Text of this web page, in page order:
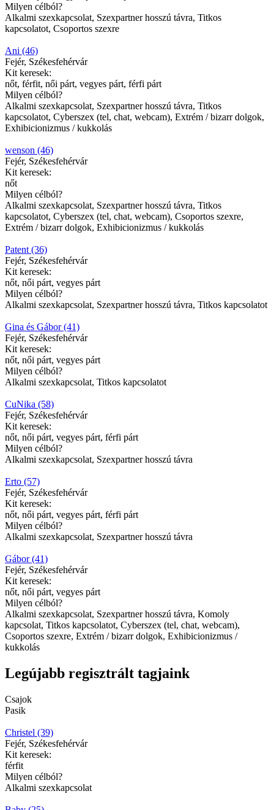
Milyen célból?
Alkalmi szexkapcsolat, Szexpartner hosszú távra, Titkos
kapcsolatot, Csoportos szexre
Ani (46)
Fejér, Székesfehérvár
Kit keresek:
nőt, férfit, női párt, vegyes párt, férfi párt
Milyen célból?
Alkalmi szexkapcsolat, Szexpartner hosszú távra, Titkos
kapcsolatot, Cyberszex (tel, chat, webcam), Extrém / bizarr dolgok,
Exhibicionizmus / kukkolás
wenson (46)
Fejér, Székesfehérvár
Kit keresek:
nőt
Milyen célból?
Alkalmi szexkapcsolat, Szexpartner hosszú távra, Titkos
kapcsolatot, Cyberszex (tel, chat, webcam), Csoportos szexre,
Extrém / bizarr dolgok, Exhibicionizmus / kukkolás
Patent (36)
Fejér, Székesfehérvár
Kit keresek:
nőt, női párt, vegyes párt
Milyen célból?
Alkalmi szexkapcsolat, Szexpartner hosszú távra, Titkos kapcsolatot
Gina és Gábor (41)
Fejér, Székesfehérvár
Kit keresek:
nőt, női párt, vegyes párt
Milyen célból?
Alkalmi szexkapcsolat, Titkos kapcsolatot
CuNika (58)
Fejér, Székesfehérvár
Kit keresek:
nőt, női párt, vegyes párt, férfi párt
Milyen célból?
Alkalmi szexkapcsolat, Szexpartner hosszú távra
Erto (57)
Fejér, Székesfehérvár
Kit keresek:
nőt, női párt, vegyes párt, férfi párt
Milyen célból?
Alkalmi szexkapcsolat, Szexpartner hosszú távra
Gábor (41)
Fejér, Székesfehérvár
Kit keresek:
nőt, női párt, vegyes párt
Milyen célból?
Alkalmi szexkapcsolat, Szexpartner hosszú távra, Komoly
kapcsolat, Titkos kapcsolatot, Cyberszex (tel, chat, webcam),
Csoportos szexre, Extrém / bizarr dolgok, Exhibicionizmus /
kukkolás
Legújabb regisztrált tagjaink
Csajok
Pasik
Christel (39)
Fejér, Székesfehérvár
Kit keresek:
férfit
Milyen célból?
Alkalmi szexkapcsolat